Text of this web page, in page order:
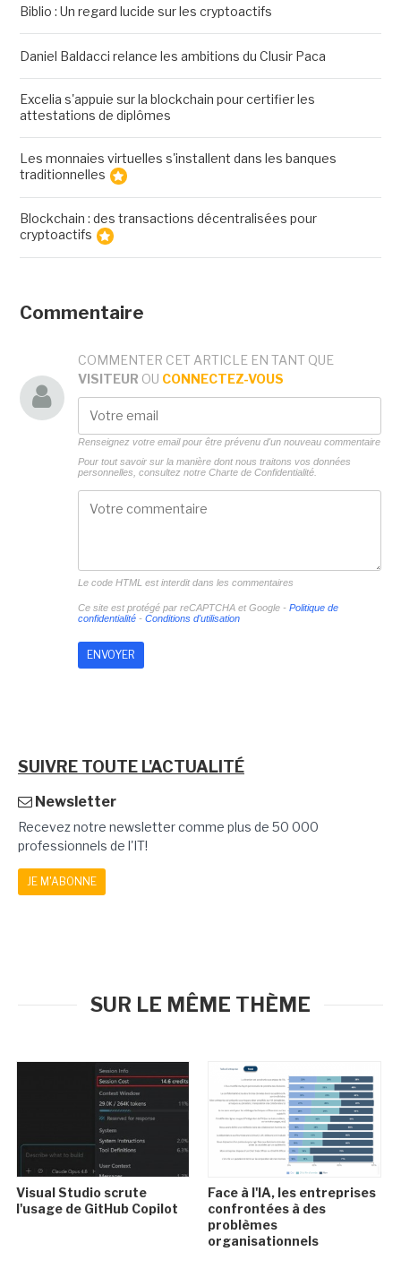
Biblio : Un regard lucide sur les cryptoactifs
Daniel Baldacci relance les ambitions du Clusir Paca
Excelia s'appuie sur la blockchain pour certifier les
attestations de diplômes
Les monnaies virtuelles s'installent dans les banques
traditionnelles
Blockchain : des transactions décentralisées pour
cryptoactifs
Commentaire
COMMENTER CET ARTICLE EN TANT QUE
VISITEUR OU CONNECTEZ-VOUS
Renseignez votre email pour être prévenu d'un nouveau commentaire
Pour tout savoir sur la manière dont nous traitons vos données
personnelles, consultez notre Charte de Confidentialité.
Le code HTML est interdit dans les commentaires
Ce site est protégé par reCAPTCHA et Google - Politique de
confidentialité- Conditions d'utilisation
SUIVRE TOUTE L'ACTUALITÉ
Newsletter
Recevez notre newsletter comme plus de 50 000
professionnels de l'IT!
JE M'ABONNE
SUR LE MÊME THÈME
Visual Studio scrute
l'usage de GitHub Copilot
Face à l'IA, les entreprises
confrontées à des
problèmes
organisationnels